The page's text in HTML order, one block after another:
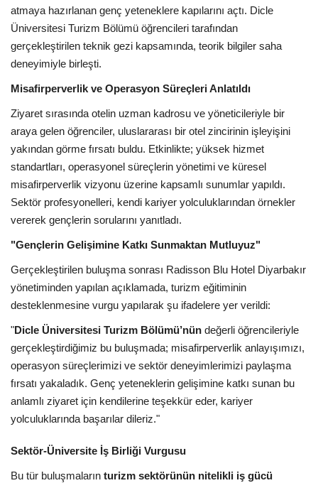
atmaya hazırlanan genç yeteneklere kapılarını açtı. Dicle
Üniversitesi Turizm Bölümü öğrencileri tarafından
gerçekleştirilen teknik gezi kapsamında, teorik bilgiler saha
deneyimiyle birleşti.
Misafirperverlik ve Operasyon Süreçleri Anlatıldı
Ziyaret sırasında otelin uzman kadrosu ve yöneticileriyle bir
araya gelen öğrenciler, uluslararası bir otel zincirinin işleyişini
yakından görme fırsatı buldu. Etkinlikte; yüksek hizmet
standartları, operasyonel süreçlerin yönetimi ve küresel
misafirperverlik vizyonu üzerine kapsamlı sunumlar yapıldı.
Sektör profesyonelleri, kendi kariyer yolculuklarından örnekler
vererek gençlerin sorularını yanıtladı.
"Gençlerin Gelişimine Katkı Sunmaktan Mutluyuz"
Gerçekleştirilen buluşma sonrası Radisson Blu Hotel Diyarbakır
yönetiminden yapılan açıklamada, turizm eğitiminin
desteklenmesine vurgu yapılarak şu ifadelere yer verildi:
"Dicle Üniversitesi Turizm Bölümü’nün değerli öğrencileriyle
gerçekleştirdiğimiz bu buluşmada; misafirperverlik anlayışımızı,
operasyon süreçlerimizi ve sektör deneyimlerimizi paylaşma
fırsatı yakaladık. Genç yeteneklerin gelişimine katkı sunan bu
anlamlı ziyaret için kendilerine teşekkür eder, kariyer
yolculuklarında başarılar dileriz."
Sektör-Üniversite İş Birliği Vurgusu
Bu tür buluşmaların turizm sektörünün nitelikli iş gücü